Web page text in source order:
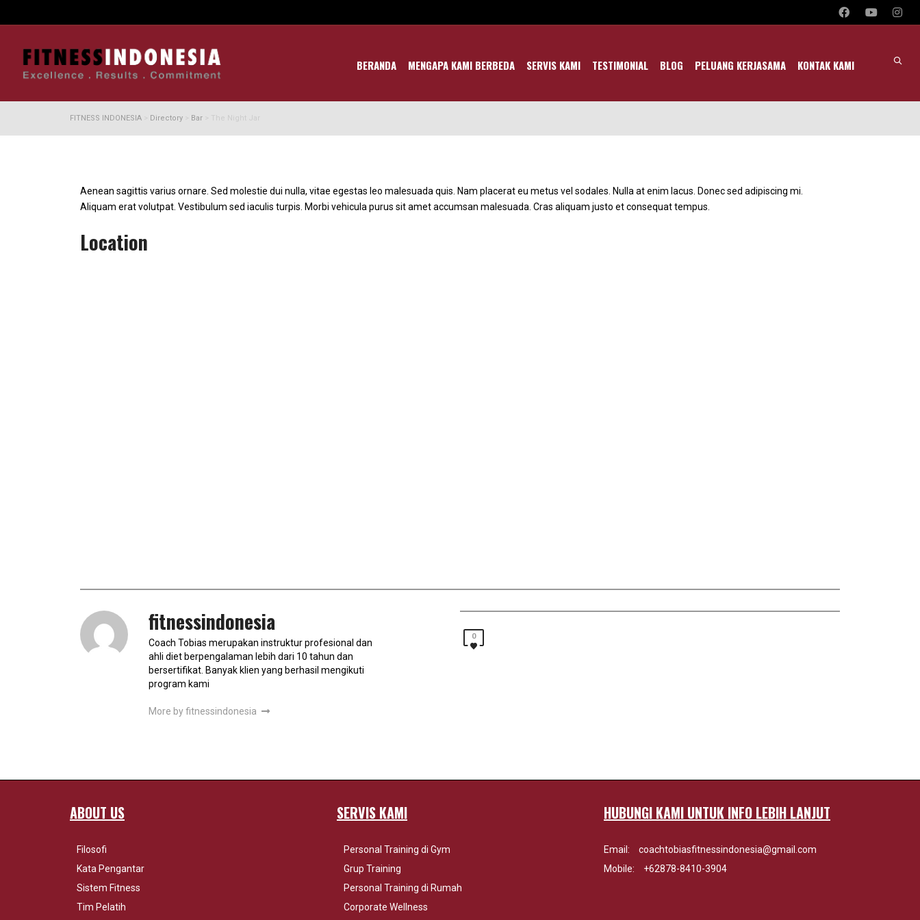
BERANDA MENGAPA KAMI BERBEDA SERVIS KAMI TESTIMONIAL BLOG PELUANG KERJASAMA KONTAK KAMI
FITNESS INDONESIA > Directory > Bar > The Night Jar
Aenean sagittis varius ornare. Sed molestie dui nulla, vitae egestas leo malesuada quis. Nam placerat eu metus vel sodales. Nulla at enim lacus. Donec sed adipiscing mi.
Aliquam erat volutpat. Vestibulum sed iaculis turpis. Morbi vehicula purus sit amet accumsan malesuada. Cras aliquam justo et consequat tempus.
Location
fitnessindonesia
Coach Tobias merupakan instruktur profesional dan
ahli diet berpengalaman lebih dari 10 tahun dan
bersertifikat. Banyak klien yang berhasil mengikuti
program kami
More by fitnessindonesia
0
ABOUT US
Filosofi
Kata Pengantar
Sistem Fitness
Tim Pelatih
SERVIS KAMI
Personal Training di Gym
Grup Training
Personal Training di Rumah
Corporate Wellness
HUBUNGI KAMI UNTUK INFO LEBIH LANJUT
Email:
coachtobiasfitnessindonesia@gmail.com
Mobile:
+62878-8410-3904